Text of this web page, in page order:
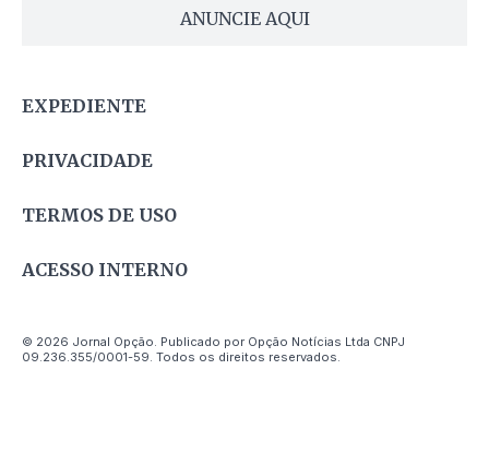
ANUNCIE AQUI
EXPEDIENTE
PRIVACIDADE
TERMOS DE USO
ACESSO INTERNO
© 2026 Jornal Opção. Publicado por Opção Notícias Ltda CNPJ
09.236.355/0001-59. Todos os direitos reservados.